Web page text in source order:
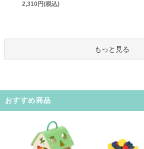
2,310円(税込)
もっと見る
おすすめ商品